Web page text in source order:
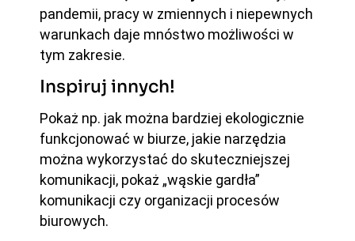
pandemii, pracy w zmiennych i niepewnych
warunkach daje mnóstwo możliwości w
tym zakresie.
Inspiruj innych!
Pokaż np. jak można bardziej ekologicznie
funkcjonować w biurze, jakie narzędzia
można wykorzystać do skuteczniejszej
komunikacji, pokaż „wąskie gardła”
komunikacji czy organizacji procesów
biurowych.